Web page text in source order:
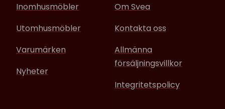
Inomhusmöbler
Utomhusmöbler
Varumärken
Nyheter
Om Svea
Kontakta oss
Allmänna
försäljningsvillkor
Integritetspolicy